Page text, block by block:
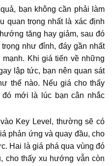
bạn không cần phải làm
quan trọng nhất là xác định
tăng hay giảm, sau đó
như đỉnh, đáy gần nhất
Khi giá tiến về những
lập tức, bạn nên quan sát
thế nào. Nếu giá cho thấy
mới là lúc bạn cân nhắc
Key Level, thường sẽ có
phản ứng và quay đầu, cho
Hai là giá phá qua vùng đó
cho thấy xu hướng vẫn còn